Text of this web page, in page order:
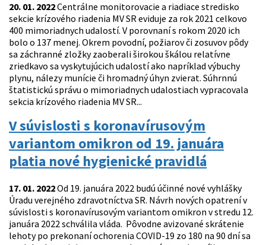
20. 01. 2022Centrálne monitorovacie a riadiace stredisko
sekcie krízového riadenia MV SR eviduje za rok 2021 celkovo
400 mimoriadnych udalostí. V porovnaní s rokom 2020 ich
bolo o 137 menej. Okrem povodní, požiarov či zosuvov pôdy
sa záchranné zložky zaoberali širokou škálou relatívne
zriedkavo sa vyskytujúcich udalostí ako napríklad výbuchy
plynu, nálezy munície či hromadný úhyn zvierat. Súhrnnú
štatistickú správu o mimoriadnych udalostiach vypracovala
sekcia krízového riadenia MV SR...
V súvislosti s koronavírusovým
variantom omikron od 19. januára
platia nové hygienické pravidlá
17. 01. 2022Od 19. januára 2022 budú účinné nové vyhlášky
Úradu verejného zdravotníctva SR. Návrh nových opatrení v
súvislosti s koronavírusovým variantom omikron v stredu 12.
januára 2022 schválila vláda. Pôvodne avizované skrátenie
lehoty po prekonaní ochorenia COVID-19 zo 180 na 90 dní sa